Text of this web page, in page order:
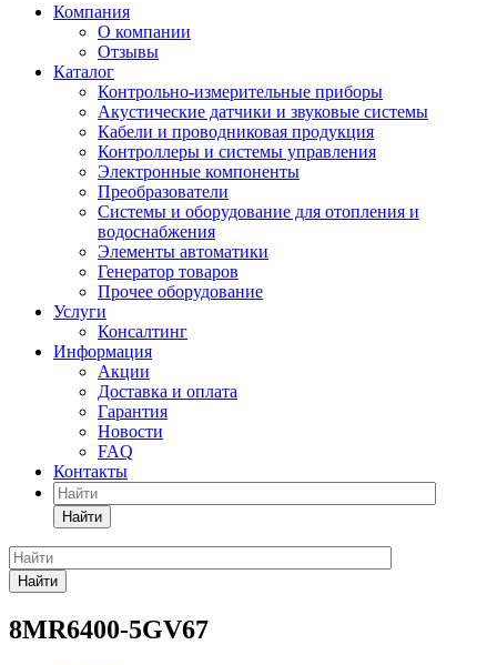
Компания
О компании
Отзывы
Каталог
Контрольно-измерительные приборы
Акустические датчики и звуковые системы
Кабели и проводниковая продукция
Контроллеры и системы управления
Электронные компоненты
Преобразователи
Системы и оборудование для отопления и
водоснабжения
Элементы автоматики
Генератор товаров
Прочее оборудование
Услуги
Консалтинг
Информация
Акции
Доставка и оплата
Гарантия
Новости
FAQ
Контакты
Найти
Найти
8MR6400-5GV67